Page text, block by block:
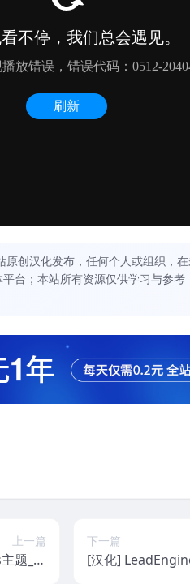
创汉化发布，任何个人或组织，
台；本站所有资源仅供学习与参
上一篇
题_适
下一篇
[汉化]